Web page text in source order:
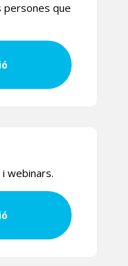
persones que
webinars.